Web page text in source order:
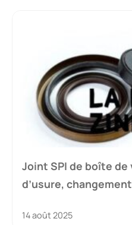
Joint SPI de boîte
d’usure,
14 août 2025